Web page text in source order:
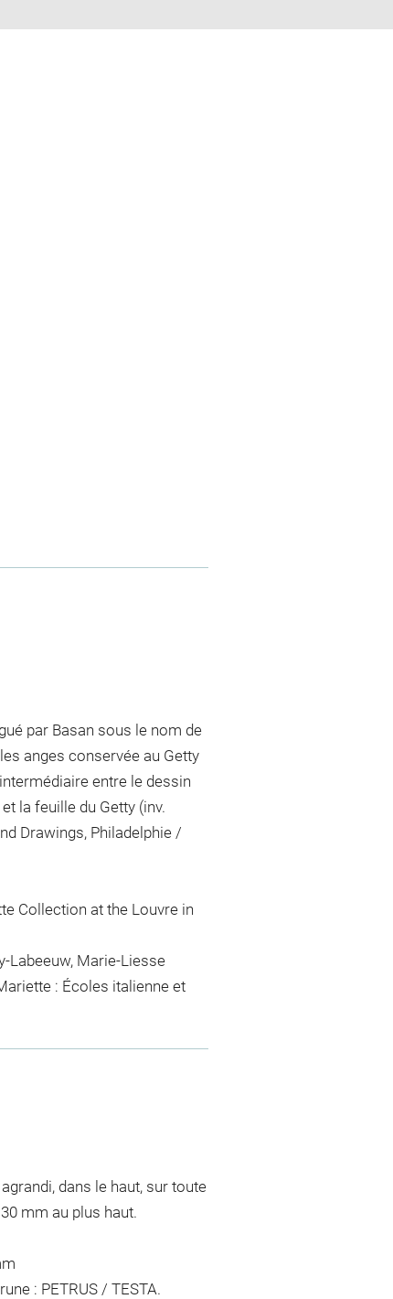
par Basan sous le nom de
anges conservée au Getty
entre le dessin
la feuille du Getty (inv.
Drawings, Philadelphie /
Collection at the Louvre in
Labeeuw, Marie-Liesse
: Écoles italienne et
dans le haut, sur toute
mm au plus haut.
: PETRUS / TESTA.